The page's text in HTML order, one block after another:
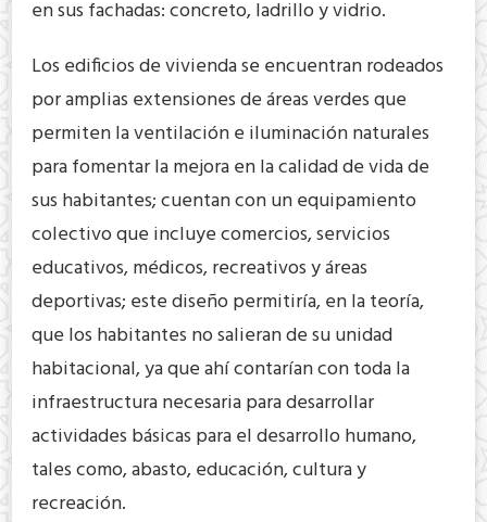
en sus fachadas: concreto, ladrillo y vidrio.
Los edificios de vivienda se encuentran rodeados
por amplias extensiones de áreas verdes que
permiten la ventilación e iluminación naturales
para fomentar la mejora en la calidad de vida de
sus habitantes; cuentan con un equipamiento
colectivo que incluye comercios, servicios
educativos, médicos, recreativos y áreas
deportivas; este diseño permitiría, en la teoría,
que los habitantes no salieran de su unidad
habitacional, ya que ahí contarían con toda la
infraestructura necesaria para desarrollar
actividades básicas para el desarrollo humano,
tales como, abasto, educación, cultura y
recreación.